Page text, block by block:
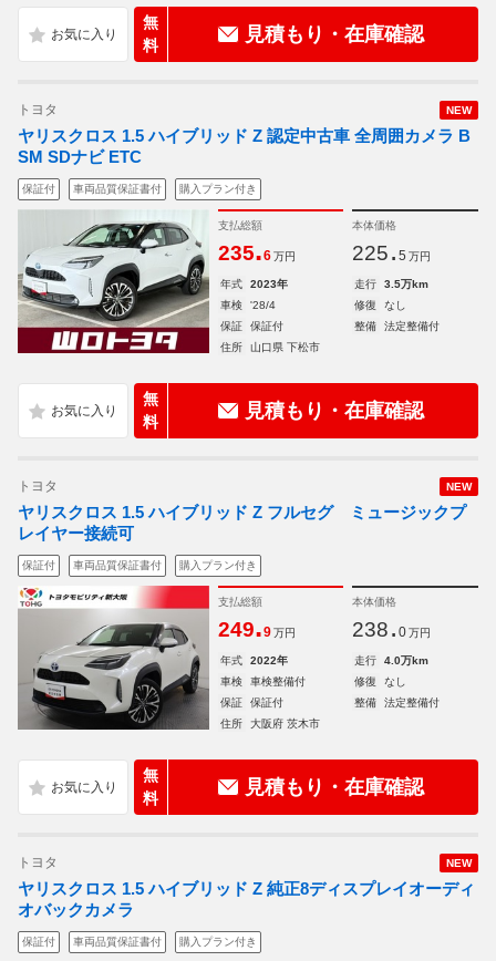
無
料
見積もり・在庫確認
NEW
トヨタ
ヤリスクロス 1.5 ハイブリッド Z 認定中古車 全周囲カメラ B
SM SDナビ ETC
保証付 車両品質保証書付 購入プラン付き
支払総額
235.6 万円
本体価格
225. 5 万円
年式 2023年 走行
3.5万km
車検
'28/4 修復
なし
保証
保証付 整備
法定整備付
住所
山口県 下松市
無
料
見積もり・在庫確認
NEW
トヨタ
ヤリスクロス 1.5 ハイブリッド Z フルセグ ミュージックプ
レイヤー接続可
保証付 車両品質保証書付 購入プラン付き
支払総額
249.9 万円
本体価格
238. 0 万円
年式 2022年 走行
4.0万km
車検
車検整備付 修復
なし
保証
保証付 整備
法定整備付
住所
大阪府 茨木市
無
料
見積もり・在庫確認
NEW
トヨタ
ヤリスクロス 1.5 ハイブリッド Z 純正8ディスプレイオーディ
オバックカメラ
保証付 車両品質保証書付 購入プラン付き